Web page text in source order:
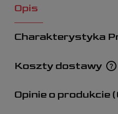
Opis
Charakterystyka
Koszty dostawy
Cena nie zawiera
Opinie o produkcie